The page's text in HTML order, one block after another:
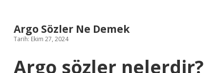
Argo Sözler Ne Demek
Tarih: Ekim 27, 2024
Argo sözler nelerdir?